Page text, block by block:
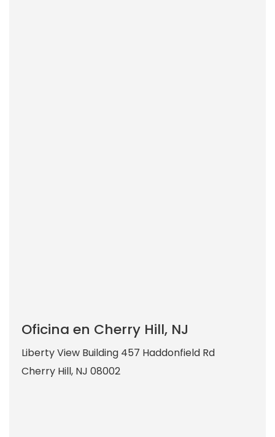
Oficina en Cherry Hill, NJ
Liberty View Building 457 Haddonfield Rd
Cherry Hill, NJ 08002